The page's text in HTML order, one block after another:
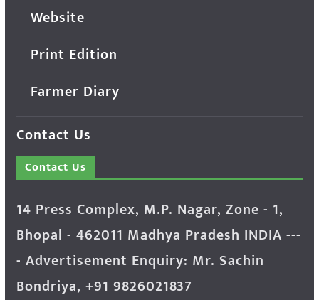
Website
Print Edition
Farmer Diary
Contact Us
Contact Us
14 Press Complex, M.P. Nagar, Zone - 1,
Bhopal - 462011 Madhya Pradesh INDIA ---
- Advertisement Enquiry: Mr. Sachin
Bondriya, +91 9826021837